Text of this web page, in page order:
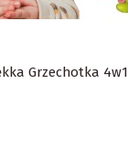
Grzechotka 4w1